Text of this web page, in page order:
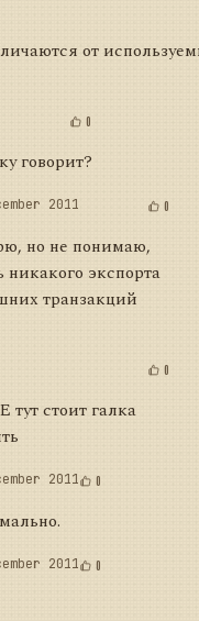
от
0
говорит?
2011 0
но не понимаю,
экспорта
транзакций
0
тут стоит галка
2011 0
2011 0